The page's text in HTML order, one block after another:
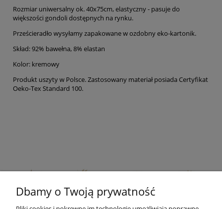
Rozmiar uniwersalny ok. 40x75cm, elastyczny - pasuje do
większości gondoli dostępnych na rynku.
Prześcieradło wysyłamy zapakowane w ozdobny eko-kartonik.
Skład: 92% bawełna, 8% elastan
Kolor: kremowy
Produkt uszyty w Polsce. Zastosowany materiał posiada Certyfikat
Oeko-Tex Standard 100.
Dbamy o Twoją prywatność